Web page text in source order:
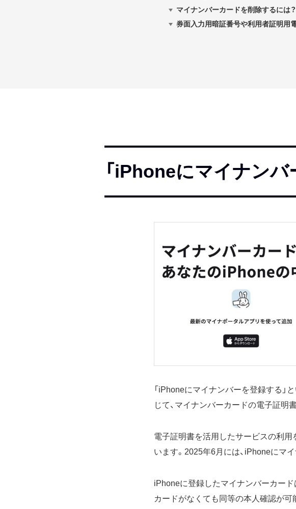
マイナンバーカードを削除するには？
券面入力用暗証番号や利用者証明用
「iPhoneにマイナンバ
「iPhoneにマイナンバーを登録する」
じて、マイナンバーカードの電子証明
電子証明書を活用したサービスの利
います。2025年6月には、iPhoneにマ
iPhoneに登録したマイナンバーカー
カードがなくても同等の本人確認が可